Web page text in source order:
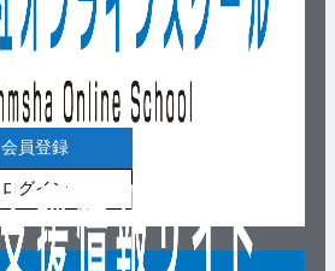
会員登録
ログイン